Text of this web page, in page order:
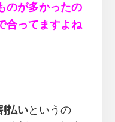
のが多かったの
合ってますよね
払いというの